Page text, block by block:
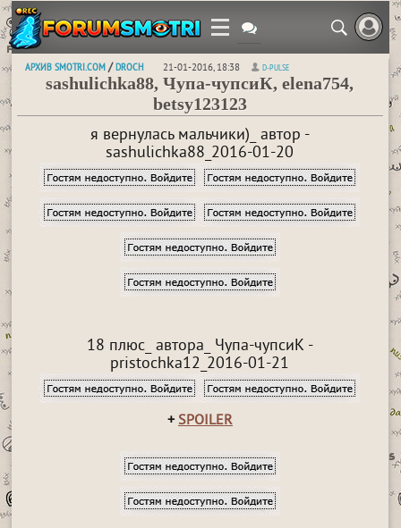
АРХИВ SMOTRI.COM /DROCH 21-01-2016, 18:38 D-PULSE
sashulichka88, Чупа-чупсиК, elena754,
betsy123123
я вернулась мальчики)_ автор -
sashulichka88_2016-01-20
18 плюс_ автора_ Чупа-чупсиК -
pristochka12_2016-01-21
+ SPOILER